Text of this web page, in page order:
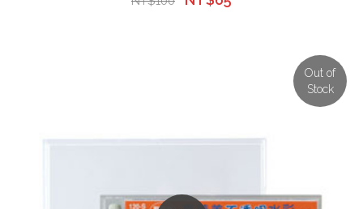
Out of
Stock